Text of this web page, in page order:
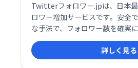
Twitterフォロワー.jpは、日本
ロワー増加サービスです。安全
な手法で、フォロワー数を確実
の認知度向上をサポートします
だけるサービスなので、Twitter
ぜひ一度お試しください。
詳しく見る